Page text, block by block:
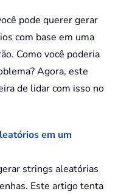
pode querer gerar
com base em uma
Como você poderia
Agora, este
de lidar com isso no
em um
strings aleatórias
Este artigo tenta